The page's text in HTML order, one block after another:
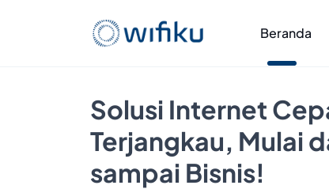
Beranda
Solusi Internet
Terjangkau, Mulai
sampai Bisnis!